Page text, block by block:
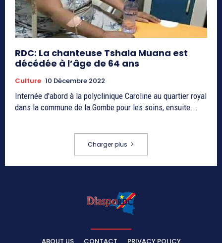
RDC: La chanteuse Tshala Muana est
décédée à l’âge de 64 ans
Culture 10 Décembre 2022
Internée d'abord à la polyclinique Caroline au quartier royal
dans la commune de la Gombe pour les soins, ensuite...
Charger plus